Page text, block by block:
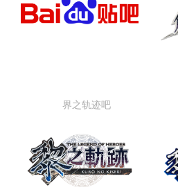
界之轨迹吧
界之轨迹百度贴吧